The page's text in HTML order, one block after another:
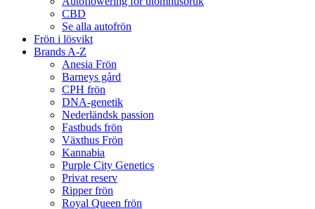
CBD
Se alla autofrön
Frön i lösvikt
Brands A-Z
Anesia Frön
Barneys gård
CPH frön
DNA-genetik
Nederländsk passion
Fastbuds frön
Växthus Frön
Kannabia
Purple City Genetics
Privat reserv
Ripper frön
Royal Queen frön